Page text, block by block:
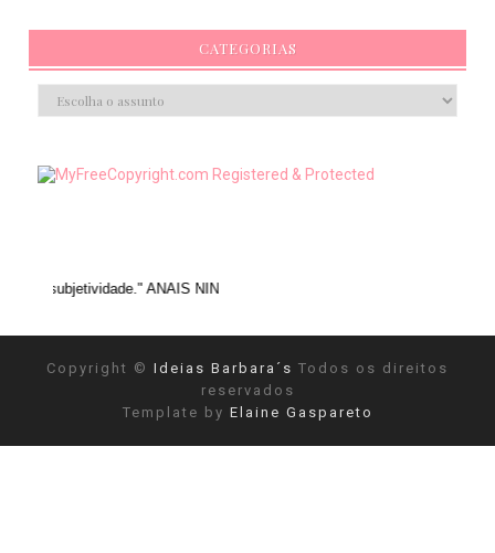
CATEGORIAS
ANAIS NIN
Copyright © Ideias Barbara´s Todos os direitos
reservados
Template by Elaine Gaspareto